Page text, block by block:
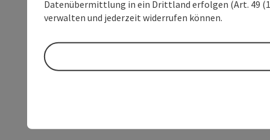
Datenübermittlung in ein Drittland erfolgen (Art. 49
verwalten und jederzeit widerrufen können.